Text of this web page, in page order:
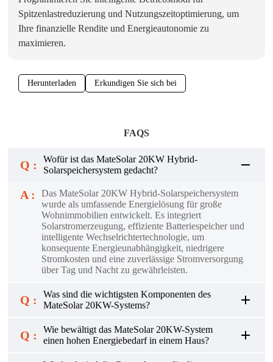
Spitzenlastreduzierung und Nutzungszeitoptimierung, um
Ihre finanzielle Rendite und Energieautonomie zu
maximieren.
Herunterladen Erkundigen Sie sich bei
FAQS
Q :
Wofür ist das MateSolar 20KW Hybrid-
Solarspeichersystem gedacht?
A :
Das MateSolar 20KW Hybrid-Solarspeichersystem
wurde als umfassende Energielösung für große
Wohnimmobilien entwickelt. Es integriert
Solarstromerzeugung, effiziente Batteriespeicher und
intelligente Wechselrichtertechnologie, um
konsequente Energieunabhängigkeit, niedrigere
Stromkosten und eine zuverlässige Stromversorgung
über Tag und Nacht zu gewährleisten.
Q :
Was sind die wichtigsten Komponenten des
MateSolar 20KW-Systems?
Q :
Wie bewältigt das MateSolar 20KW-System
einen hohen Energiebedarf in einem Haus?